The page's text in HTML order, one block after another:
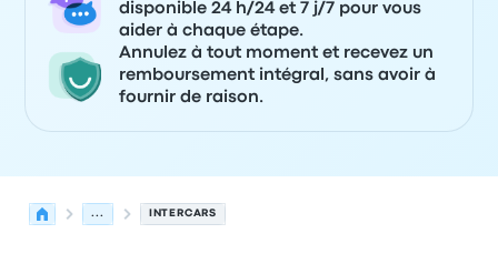
disponible 24 h/24 et 7 j/7 pour vous
aider à chaque étape.
Annulez à tout moment et recevez un
remboursement intégral, sans avoir à
fournir de raison.
... INTERCARS